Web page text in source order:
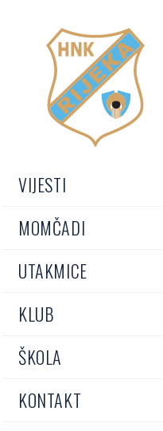
VIJESTI
MOMČADI
UTAKMICE
KLUB
ŠKOLA
KONTAKT